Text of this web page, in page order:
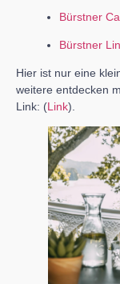
Bürstner
Bürstner
Hier ist nur eine
weitere entdecken
Link: (Link).